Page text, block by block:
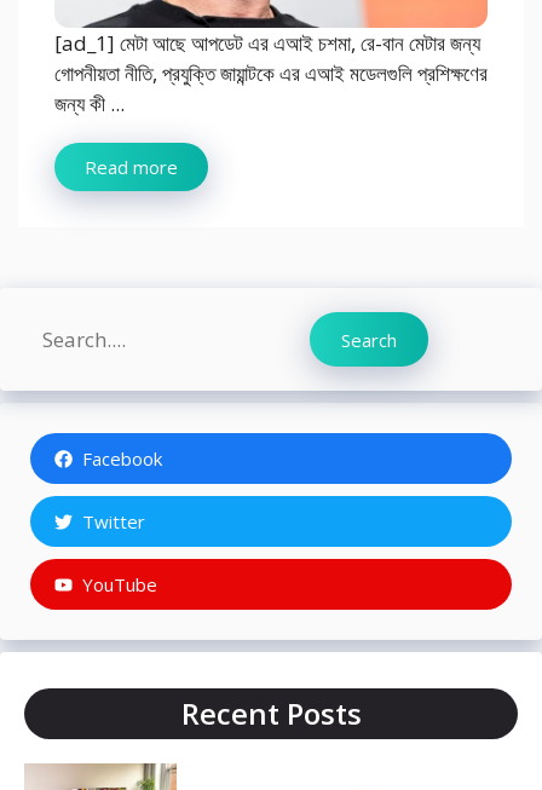
[ad_1] মেটা আছে আপডেট এর এআই চশমা, রে-বান মেটার জন্য
গোপনীয়তা নীতি, প্রযুক্তি জায়ান্টকে এর এআই মডেলগুলি প্রশিক্ষণের
জন্য কী ...
Read more
Search Search
Facebook
Twitter
YouTube
Recent Posts